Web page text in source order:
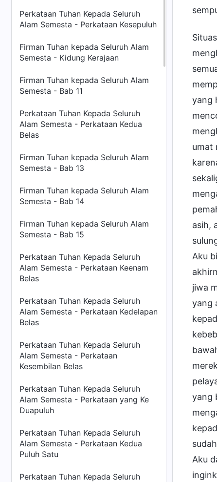
Perkataan Tuhan Kepada Seluruh
Alam Semesta - Perkataan Kesepuluh
Firman Tuhan kepada Seluruh Alam
Semesta - Kidung Kerajaan
Firman Tuhan kepada Seluruh Alam
Semesta - Bab 11
Perkataan Tuhan Kepada Seluruh
Alam Semesta - Perkataan Kedua
Belas
Firman Tuhan kepada Seluruh Alam
Semesta - Bab 13
Firman Tuhan kepada Seluruh Alam
Semesta - Bab 14
Firman Tuhan kepada Seluruh Alam
Semesta - Bab 15
Perkataan Tuhan Kepada Seluruh
Alam Semesta - Perkataan Keenam
Belas
Perkataan Tuhan Kepada Seluruh
Alam Semesta - Perkataan Kedelapan
Belas
Perkataan Tuhan Kepada Seluruh
Alam Semesta - Perkataan
Kesembilan Belas
Perkataan Tuhan Kepada Seluruh
Alam Semesta - Perkataan yang Ke
Duapuluh
Perkataan Tuhan Kepada Seluruh
Alam Semesta - Perkataan Kedua
Puluh Satu
Perkataan Tuhan Kepada Seluruh
yang
umat
asih,
Aku
jiwa
yang
yang
Aku